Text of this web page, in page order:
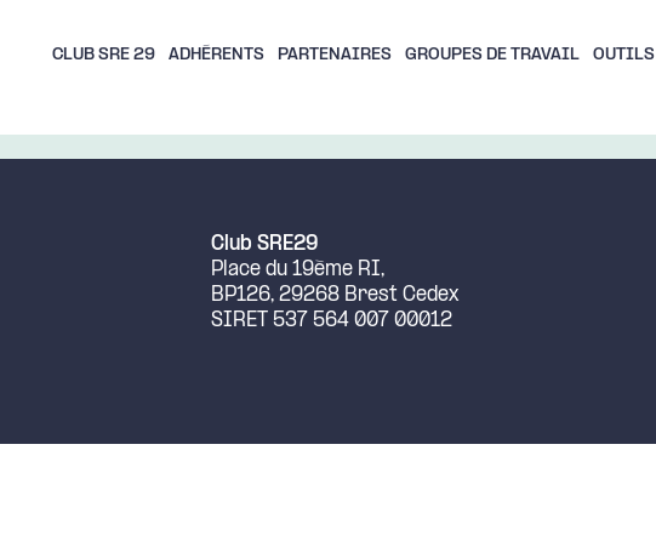
CLUB SRE 29 ADHÉRENTS PARTENAIRES GROUPES DE TRAVAIL OUTILS
Club SRE29
Place du 19ème RI,
BP126, 29268 Brest Cedex
SIRET 537 564 007 00012